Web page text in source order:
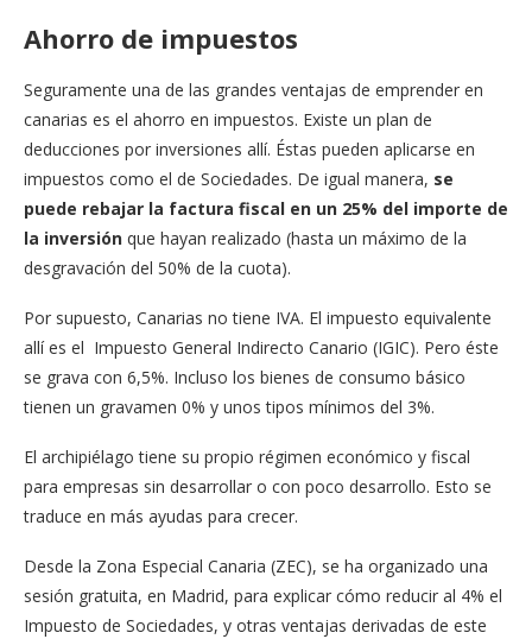
Ahorro de impuestos
Seguramente una de las grandes ventajas de emprender en
canarias es el ahorro en impuestos. Existe un plan de
deducciones por inversiones allí. Éstas pueden aplicarse en
impuestos como el de Sociedades. De igual manera, se
puede rebajar la factura fiscal en un 25% del importe de
la inversión que hayan realizado (hasta un máximo de la
desgravación del 50% de la cuota).
Por supuesto, Canarias no tiene IVA. El impuesto equivalente
allí es el Impuesto General Indirecto Canario (IGIC). Pero éste
se grava con 6,5%. Incluso los bienes de consumo básico
tienen un gravamen 0% y unos tipos mínimos del 3%.
El archipiélago tiene su propio régimen económico y fiscal
para empresas sin desarrollar o con poco desarrollo. Esto se
traduce en más ayudas para crecer.
Desde la Zona Especial Canaria (ZEC), se ha organizado una
sesión gratuita, en Madrid, para explicar cómo reducir al 4% el
Impuesto de Sociedades, y otras ventajas derivadas de este